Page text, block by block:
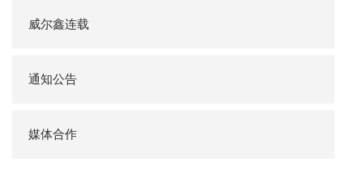
威尔鑫连载
通知公告
媒体合作